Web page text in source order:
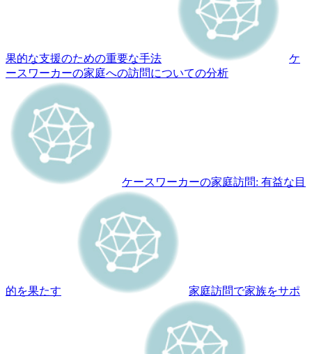
果的な支援のための重要な手法
ケ
ースワーカーの家庭への訪問についての分析
ケースワーカーの家庭訪問: 有益な目
的を果たす 家庭訪問で家族をサポ